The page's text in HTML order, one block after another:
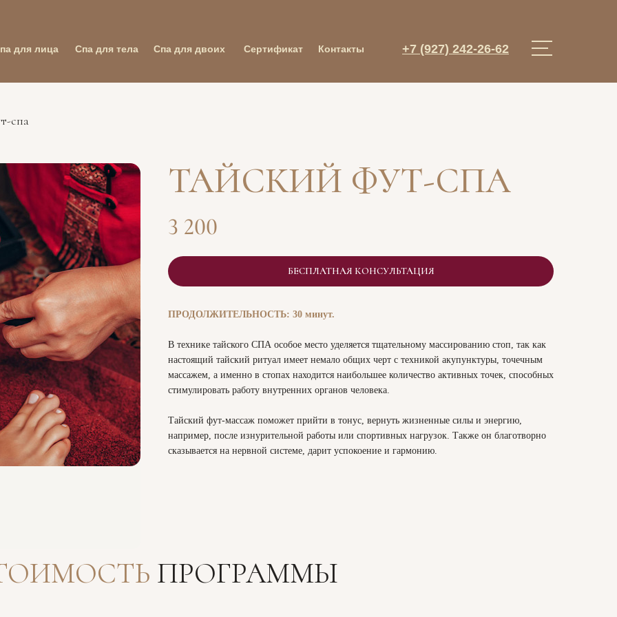
для лица Спа для тела +7 (927) 242-26-62
Сертификат Контакты
Спа для двоих
спа
ТАЙСКИЙ ФУТ-СПА
3 200
БЕСПЛАТНАЯ КОНСУЛЬТАЦИЯ
ПРОДОЛЖИТЕЛЬНОСТЬ: 30 минут.
В технике тайского СПА особое место уделяется тщательному массированию стоп, так как
настоящий тайский ритуал имеет немало общих черт с техникой акупунктуры, точечным
массажем, а именно в стопах находится наибольшее количество активных точек, способных
стимулировать работу внутренних органов человека.
Тайский фут-массаж поможет прийти в тонус, вернуть жизненные силы и энергию,
например, после изнурительной работы или спортивных нагрузок. Также он благотворно
сказывается на нервной системе, дарит успокоение и гармонию.
ПРОГРАММЫ